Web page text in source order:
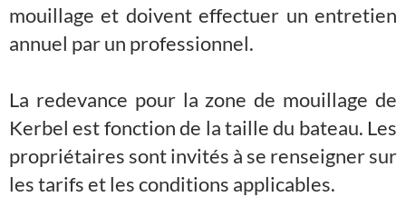
mouillage et doivent effectuer un entretien
annuel par un professionnel.
La redevance pour la zone de mouillage de
Kerbel est fonction de la taille du bateau. Les
propriétaires sont invités à se renseigner sur
les tarifs et les conditions applicables.